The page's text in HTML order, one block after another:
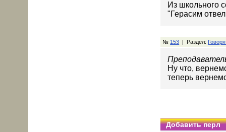
Из школьного
"Герасим
№ 153 | Раздел:
Ну что,
теперь
Добавить перл